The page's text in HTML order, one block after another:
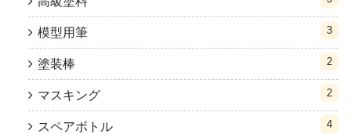
模型用筆 3
塗装棒 2
マスキング 2
スペアボトル 4